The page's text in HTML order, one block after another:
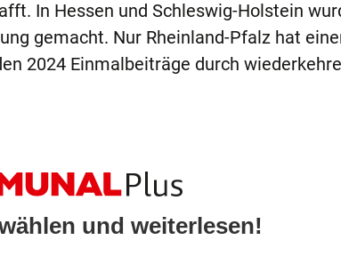
In Hessen und Schleswig-Holstein
gemacht. Nur Rheinland-Pfalz hat
2024 Einmalbeiträge durch